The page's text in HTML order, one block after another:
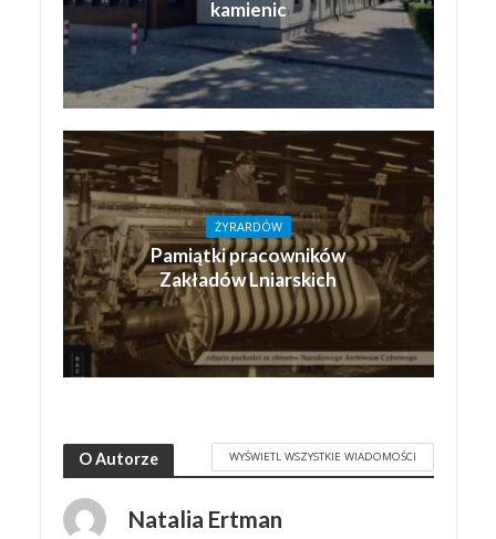
kamienic
ŻYRARDÓW
Pamiątki pracowników
Zakładów Lniarskich
O Autorze WYŚWIETL WSZYSTKIE WIADOMOŚCI
Natalia Ertman